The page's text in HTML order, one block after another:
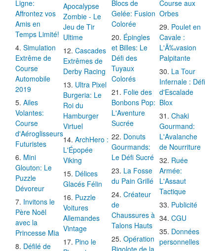
Ligne:
Affrontez vos
Amis en
Temps Limité!
Simulation
Extrême de
Course
Automobile
2019
Ailes
Volantes:
Course
d'Aéroglisseurs
Futuristes
Mini
Glouton: Le
Puzzle
Dévoreur
Invitons le
Père Noël
avec la
Princesse Mia
Défilé de
Apocalypse
Zombie - Le
Jeu de Tir
Ultime
Cascades
Extrêmes de
Derby Racing
Ultra Pixel
Burgeria: Le
Roi du
Hamburger
Virtuel
ArchHero :
L'Épopée
Viking
Délices
Glacés Félin
Puzzle
Voitures
Allemandes
Vintage
Pino le
Blocs de
Gelée: Fusion
Colorée
Épingles
et Billes: Le
Défi des
Tuyaux
Colorés
Folie des
Bonbons Pop:
L'Aventure
Sucrée
Donuts
Gourmands:
Le Défi Sucré
La Fosse
du Pain Grillé
Créateur
de
Chaussures à
Talons Hauts
Opération
Rigolote de la
Course aux
Orbes
Poulet en
Cavale :
L'Ã‰vasion
Palpitante
La Tour
Infernale : Défi
d'Escalade
Blox
Chaki
Gourmand:
L'Avalanche
de Nourriture
Ruée
Armée:
L'Assaut
Tactique
Publicité
CGU
Données
personnelles